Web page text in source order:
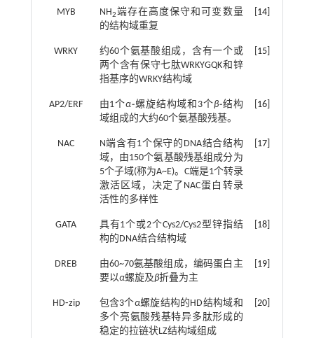
MYB NH2端存在高度保守和可变数量
的结构域重复
14]
WRKY
约60个氨基酸组成，含有一个或
两个含有保守七肽WRKYGQK和锌
指基序的WRKY结构域
15]
AP2/ERF 由1个α⁃螺旋结构域和3个β⁃结构
域组成的大约60个氨基酸残基。
16]
NAC
N端含有1个保守的DNA结合结构
域，由150个氨基酸残基组成分为
5个子域(称为A~E)。C端是1个转录
激活区域，决定了NAC蛋白转录
活性的多样性
17]
GATA
具有1个或2个Cys2/Cys2型锌指结
构的DNA结合结构域
18]
DREB
由60~70氨基酸组成，编码蛋白主
要以α螺旋及β折叠为主
19]
HD⁃zip 包含3个α螺旋结构的HD结构域和
多个亮氨酸残基特异多肽形成的
稳定的拉链状LZ结构域组成
20]